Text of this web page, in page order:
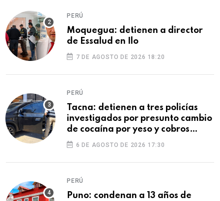
PERÚ
Moquegua: detienen a director
de Essalud en Ilo
7 DE AGOSTO DE 2026 18:20
PERÚ
Tacna: detienen a tres policías
investigados por presunto cambio
de cocaína por yeso y cobros
ilegales
6 DE AGOSTO DE 2026 17:30
PERÚ
Puno: condenan a 13 años de